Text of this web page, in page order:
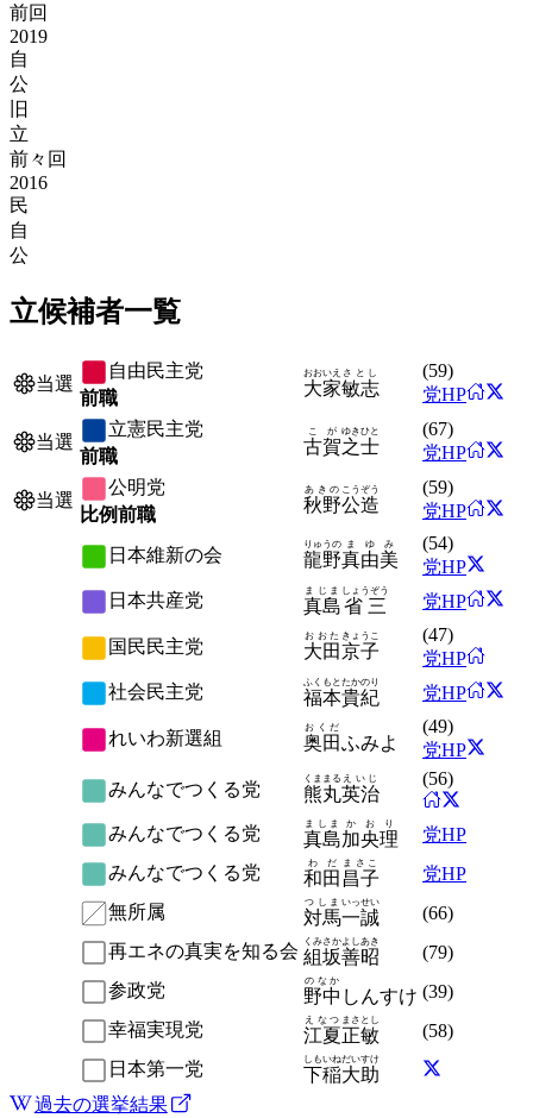
前回
2019
自
公
旧
立
前々回
2016
民
自
公
立候補者一覧
当選
自由民主党
前職
大家
おおいえ
敏志
さとし (59)
党HP
当選
立憲民主党
前職
古賀
こが
之士
ゆきひと (67)
党HP
当選
公明党
比例前職
秋野
あきの
公造
こうぞう (59)
党HP
日本維新の会 龍野
りゅうの
真由美
まゆみ (54)
党HP
日本共産党
真島
まじま
省三
しょうぞう
党HP
国民民主党 大田
おおた
京子
きょうこ (47)
党HP
社会民主党
福本
ふくもと
貴紀
たかのり
党HP
れいわ新選組 奥田
おくだ
ふみよ
(49)
党HP
みんなでつくる党
熊丸
くままる
英治
えいじ (56)
みんなでつくる党 真島
ましま
加央理
かおり
党HP
みんなでつくる党
和田
わだ
昌子
まさこ
党HP
無所属
対馬
つしま
一誠
いっせい
(66)
再エネの真実を知る会 組坂
くみさか
善昭
よしあき
(79)
参政党
野中
のなか
しんすけ (39)
幸福実現党
江夏
えなつ
正敏
まさとし
(58)
日本第一党
下稲
しもいね
大助
だいすけ
過去の選挙結果